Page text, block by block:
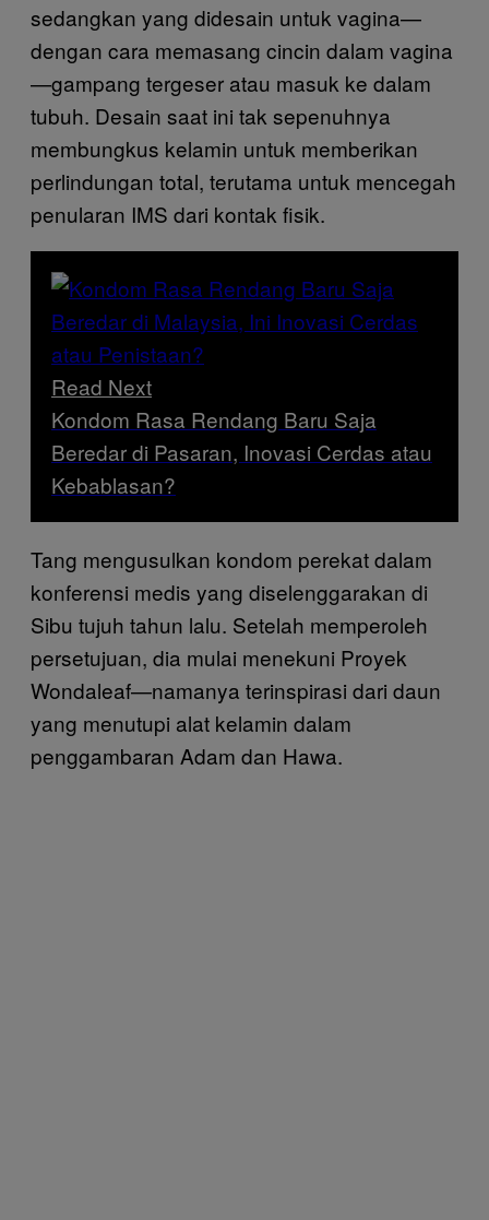
sedangkan yang didesain untuk vagina—
dengan cara memasang cincin dalam vagina
—gampang tergeser atau masuk ke dalam
tubuh. Desain saat ini tak sepenuhnya
membungkus kelamin untuk memberikan
perlindungan total, terutama untuk mencegah
penularan IMS dari kontak fisik.
Read Next
Kondom Rasa Rendang Baru Saja
Beredar di Pasaran, Inovasi Cerdas atau
Kebablasan?
Tang mengusulkan kondom perekat dalam
konferensi medis yang diselenggarakan di
Sibu tujuh tahun lalu. Setelah memperoleh
persetujuan, dia mulai menekuni Proyek
Wondaleaf—namanya terinspirasi dari daun
yang menutupi alat kelamin dalam
penggambaran Adam dan Hawa.